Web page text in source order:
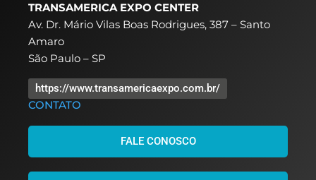
TRANSAMERICA EXPO CENTER
Av. Dr. Mário Vilas Boas Rodrigues, 387 – Santo
Amaro
São Paulo – SP
https://www.transamericaexpo.com.br/
CONTATO
FALE CONOSCO